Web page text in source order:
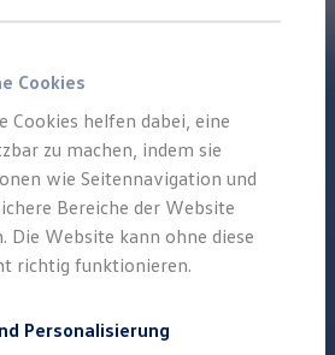
Angebote
Leasing
Leasing
ohne Anzahlung
mit Schlussrate
und Garantien
Class bei Volkswagen
Cookies
Cookies helfen dabei, eine
zu machen, indem sie
wie Seitennavigation und
Bereiche der Website
Die Website kann ohne diese
richtig funktionieren.
Personalisierung